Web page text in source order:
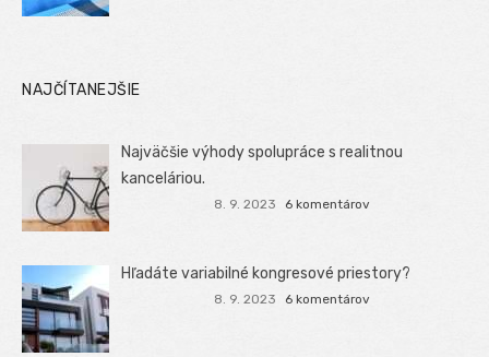
NAJČÍTANEJŠIE
Najväčšie výhody spolupráce s realitnou
kanceláriou.
8. 9. 2023 6 komentárov
Hľadáte variabilné kongresové priestory?
8. 9. 2023 6 komentárov